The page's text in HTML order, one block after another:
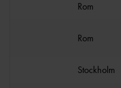
Rom
Rom
Stockholm